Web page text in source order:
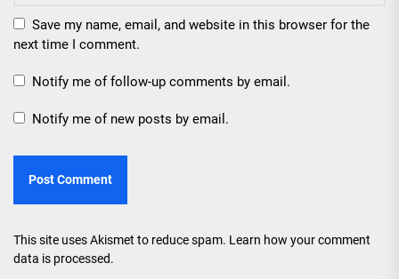
Save my name, email, and website in this browser for the
next time I comment.
Notify me of follow-up comments by email.
Notify me of new posts by email.
This site uses Akismet to reduce spam. Learn how your comment
data is processed.